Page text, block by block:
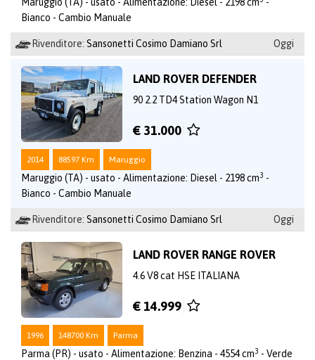
Bianco - Cambio Manuale
Rivenditore: Sansonetti Cosimo Damiano Srl Oggi
LAND ROVER DEFENDER
90 2.2 TD4 Station Wagon N1
€ 31.000
2014 88597 Km Maruggio
Maruggio (TA) - usato - Alimentazione: Diesel - 2198 cm3 -
Bianco - Cambio Manuale
Rivenditore: Sansonetti Cosimo Damiano Srl Oggi
LAND ROVER RANGE ROVER
4.6 V8 cat HSE ITALIANA
€ 14.999
1996 148700 Km Parma
Parma (PR) - usato - Alimentazione: Benzina - 4554 cm3 - Verde